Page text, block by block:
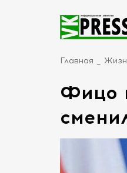
Главная
Фицо